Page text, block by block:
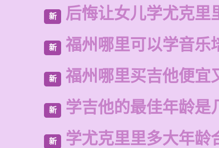
新 后悔让女儿学尤克里
新 福州哪里可以学音乐
新 福州哪里买吉他便宜
新 学吉他的最佳年龄是
新 学尤克里里多大年龄